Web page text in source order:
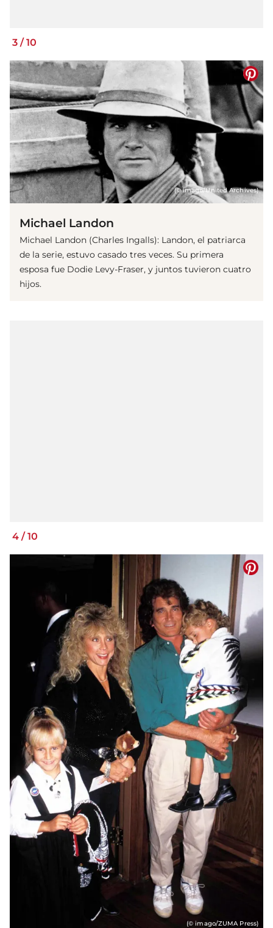
3 /10
(© imago/United Archives)
Michael Landon
Michael Landon (Charles Ingalls): Landon, el patriarca
de la serie, estuvo casado tres veces. Su primera
esposa fue Dodie Levy-Fraser, y juntos tuvieron cuatro
hijos.
4 /10
(© imago/ZUMA Press)